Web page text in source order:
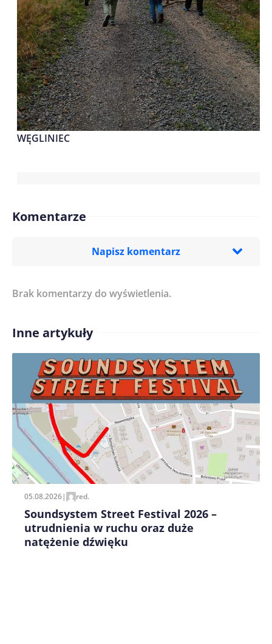
WĘGLINIEC
Komentarze
Napisz komentarz
Treść komentarza*
Imię/ Nick*
Zapamiętaj moje dane w tej przeglądarce podczas
pisania kolejnych komentarzy.
Brak komentarzy do wyświetlenia.
Inne artykuły
05.08.2026| red.
Soundsystem Street Festival 2026 –
utrudnienia w ruchu oraz duże
natężenie dźwięku